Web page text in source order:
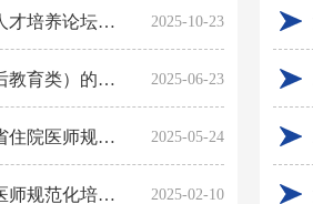
关于举办2025年全国复合创新型临床医学拔尖人才培养论坛的通知 2025-10-23
关于公示2025年度医学院教育改革项目（毕业后教育类）的通知 2025-06-23
浙江省卫生健康委办公室关于开展2025年浙江省住院医师规范化培训学员报名招收工作的通知 2025-05-24
浙江省卫生健康委办公室关于开展2025年住院医师规范化培训结业考核工作的通知 2025-02-10